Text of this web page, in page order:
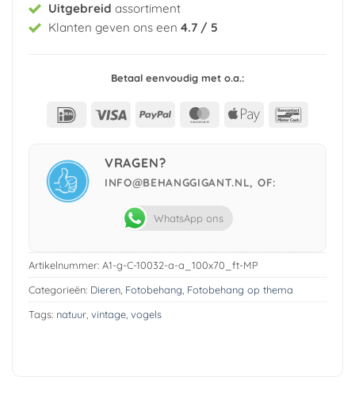
Uitgebreid assortiment
Klanten geven ons een 4.7 / 5
Betaal eenvoudig met o.a.:
IDeal Visa PayPal MasterCard
Apple
VRAGEN?
INFO@BEHANGGIGANT.NL, OF:
WhatsApp ons
Artikelnummer: A1-g-C-10032-a-a_100x70_ft-MP
Categorieën: Dieren, Fotobehang Fotobehang op thema
Tags: natuur, vintage, vogels